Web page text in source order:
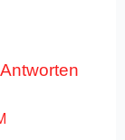
Antworten